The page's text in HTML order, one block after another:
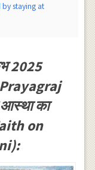
staying at
2025
का
on